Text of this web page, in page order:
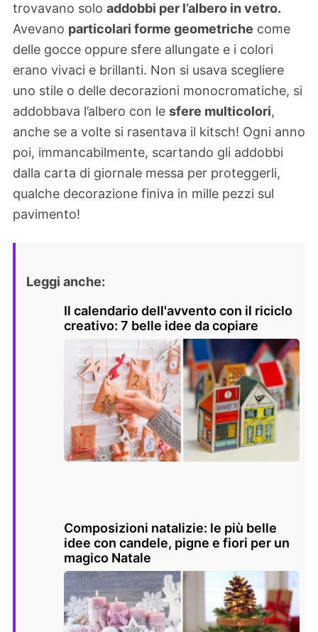
trovavano solo addobbi per l’albero in vetro.
Avevano particolari forme geometriche come
delle gocce oppure sfere allungate e i colori
erano vivaci e brillanti. Non si usava scegliere
uno stile o delle decorazioni monocromatiche, si
addobbava l’albero con le sfere multicolori,
anche se a volte si rasentava il kitsch! Ogni anno
poi, immancabilmente, scartando gli addobbi
dalla carta di giornale messa per proteggerli,
qualche decorazione finiva in mille pezzi sul
pavimento!
Leggi anche:
Il calendario dell'avvento con il riciclo
creativo: 7 belle idee da copiare
Composizioni natalizie: le più belle
idee con candele, pigne e fiori per un
magico Natale